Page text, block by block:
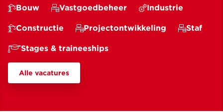
Bouw Vastgoedbeheer Industrie
Constructie Projectontwikkeling Staf
Stages & traineeships
Alle vacatures